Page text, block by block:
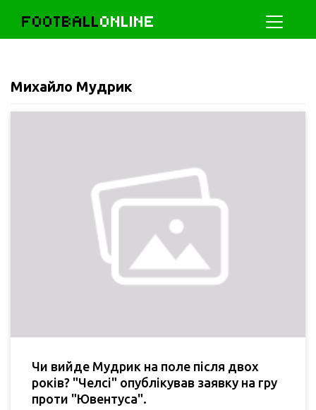
FOOTBALLONLINE
Михайло Мудрик
Чи вийде Мудрик на поле після двох
років? "Челсі" опублікував заявку на гру
проти "Ювентуса".